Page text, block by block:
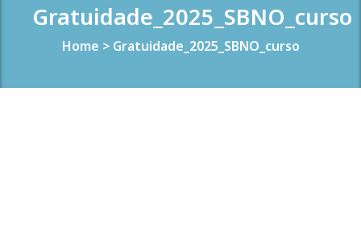
Gratuidade_2025_SBNO_curso
Home > Gratuidade_2025_SBNO_curso